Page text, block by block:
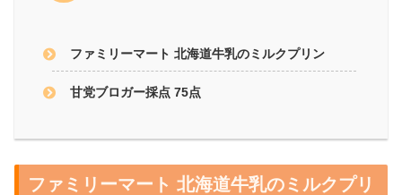
ファミリーマート 北海道牛乳のミルクプリン
甘党ブロガー採点 75点
ファミリーマート 北海道牛乳のミルクプリ